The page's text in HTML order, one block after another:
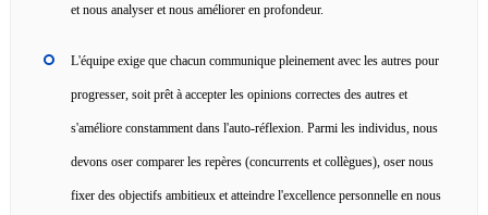
et nous analyser et nous améliorer en profondeur.
L'équipe exige que chacun communique pleinement avec les autres pour
progresser, soit prêt à accepter les opinions correctes des autres et
s'améliore constamment dans l'auto-réflexion. Parmi les individus, nous
devons oser comparer les repères (concurrents et collègues), oser nous
fixer des objectifs ambitieux et atteindre l'excellence personnelle en nous